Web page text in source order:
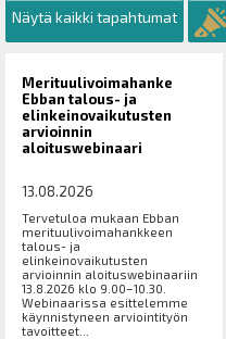
Näytä kaikki tapahtumat
Merituulivoimahanke
Ebban talous- ja
elinkeinovaikutusten
arvioinnin
aloituswebinaari
13.08.2026
Tervetuloa mukaan Ebban
merituulivoimahankkeen
talous- ja
elinkeinovaikutusten
arvioinnin aloituswebinaariin
13.8.2026 klo 9.00–10.30.
Webinaarissa esittelemme
käynnistyneen arviointityön
tavoitteet...